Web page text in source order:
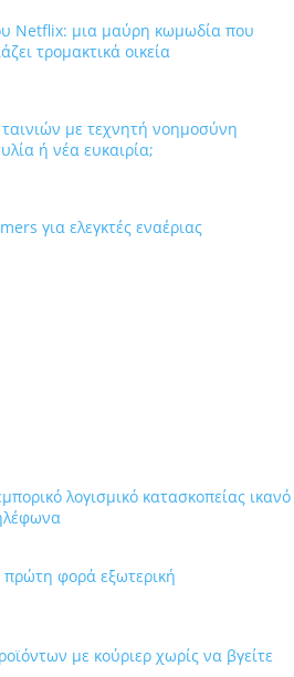
Netflix: μια μαύρη κωμωδία που
τρομακτικά οικεία
με τεχνητή νοημοσύνη
ή νέα ευκαιρία;
για ελεγκτές εναέριας
λογισμικό κατασκοπείας ικανό
φορά εξωτερική
με κούριερ χωρίς να βγείτε